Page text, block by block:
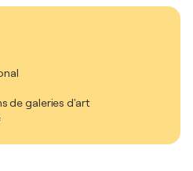
de galeries d'art